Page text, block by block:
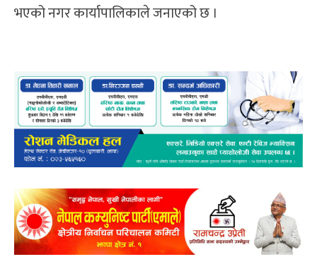
भएको नगर कार्यापालिकाले जनाएको छ ।